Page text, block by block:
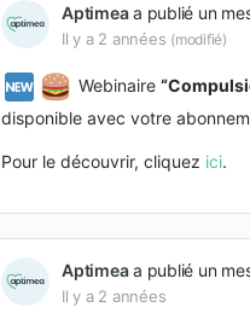
Aptimeaa publié un
Il y a 2 années (modifié)
Webinaire “
disponible avec votre
Pour le découvrir, cliquez ici.
Aptimeaa publié un
Il y a 2 années